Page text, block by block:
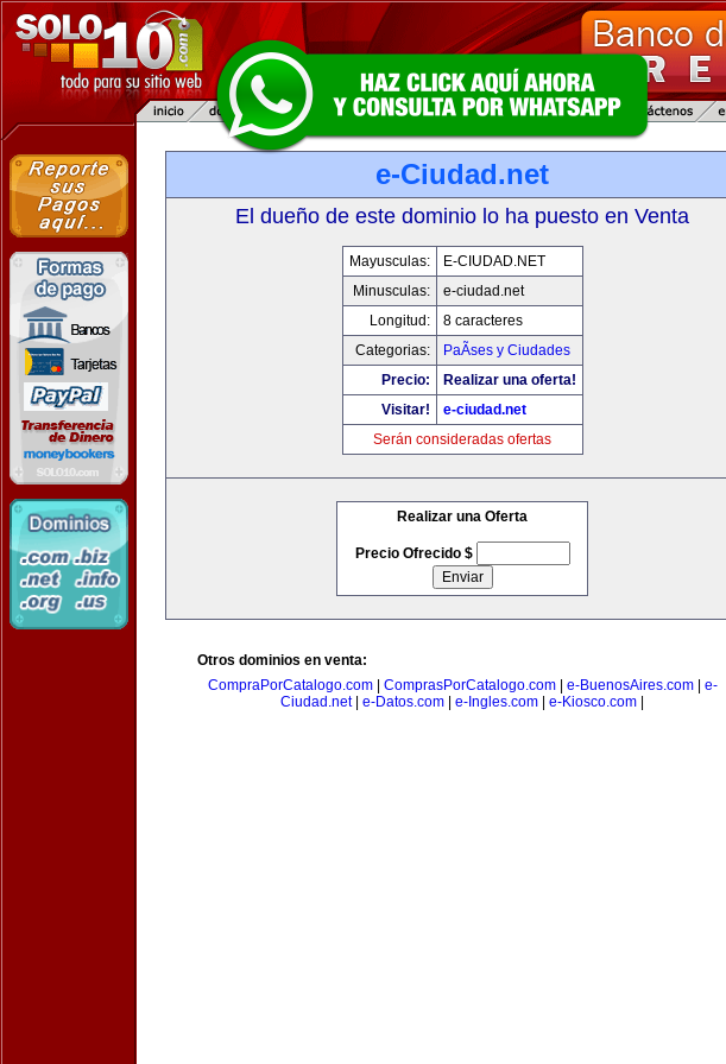
e-Ciudad.net
El dueño de este dominio lo ha puesto en Venta
Mayusculas:
E-CIUDAD.NET
Minusculas:
e-ciudad.net
Longitud:
8 caracteres
Categorias:
PaÃ­ses y Ciudades
Precio:
Realizar una oferta!
Visitar!
e-ciudad.net
Serán consideradas ofertas
Realizar una Oferta
Precio Ofrecido $
Otros dominios en venta:
CompraPorCatalogo.com| ComprasPorCatalogo.com| e-BuenosAires.com| e-
Ciudad.net| e-Datos.com e-Ingles.com e-Kiosco.com